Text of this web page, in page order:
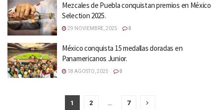
Mezcales de Puebla conquistan premios en México
Selection 2025.
29 NOVIEMBRE, 2025 0
México conquista 15 medallas doradas en
Panamericanos Junior.
18 AGOSTO, 2025 0
1 2 … 7